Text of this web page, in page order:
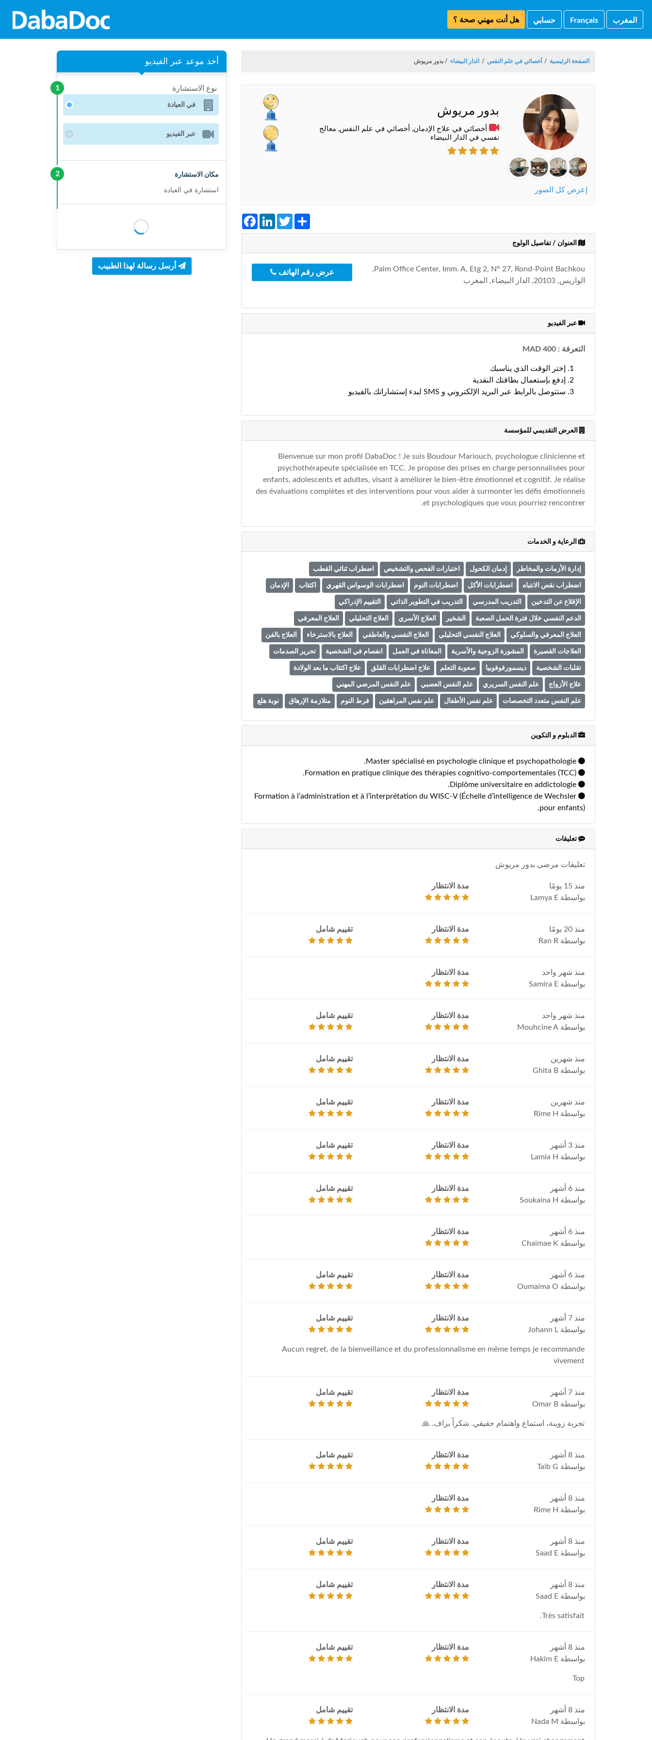
هل أنت مهني صحة ؟ حسابي Français المغرب
الصفحة الرئيسية / أخصائي في علم النفس / الدار البيضاء / بدور مريوش
إعرض كل الصور
بدور مريوش
أخصائي في علاج الإدمان, أخصائي في علم النفس, معالج
نفسي في الدار البيضاء
FacebookLinkedInTwitterShare
العنوان / تفاصيل الولوج
Palm Office Center, Imm. A, Etg 2, N° 27, Rond-Point Bachkou,
الوازيس, 20103, الدار البيضاء, المغرب
عرض رقم الهاتف
عبر الفيديو
التعرفة : 400 MAD
إختر الوقت الذي يناسبك
إدفع بإستعمال بطاقتك النقدية
ستتوصل بالرابط عبر البريد الإلكتروني و SMS لبدء إستشاراتك بالفيديو
العرض التقديمي للمؤسسة
Bienvenue sur mon profil DabaDoc ! Je suis Boudour Mariouch, psychologue clinicienne et
psychothérapeute spécialisée en TCC. Je propose des prises en charge personnalisées pour
enfants, adolescents et adultes, visant à améliorer le bien-être émotionnel et cognitif. Je réalise
des évaluations complètes et des interventions pour vous aider à surmonter les défis émotionnels
et psychologiques que vous pourriez rencontrer.
الرعاية و الخدمات
إدارة الأزمات والمخاطر إدمان الكحول اختبارات الفحص والتشخيص اضطراب ثنائي القطب
اضطراب نقص الانتباه اضطرابات الأكل اضطرابات النوم اضطرابات الوسواس القهري اكتئاب الإدمان
الإقلاع عن التدخين التدريب المدرسي التدريب في التطوير الذاتي التقييم الإدراكي
الدعم النفسي خلال فترة الحمل الصعبة الشخير العلاج الأسري العلاج التحليلي العلاج المعرفي
العلاج المعرفي والسلوكي العلاج النفسي التحليلي العلاج النفسي والعاطفي العلاج بالاسترخاء العلاج بالفن
العلاجات القصيرة المشورة الزوجية والأسرية المعاناة في العمل انفصام في الشخصية تحرير الصدمات
تقلبات الشخصية ديسمورفوفوبيا صعوبة التعلم علاج اضطرابات القلق علاج اكتئاب ما بعد الولادة
علاج الأزواج علم النفس السريري علم النفس العصبي علم النفس المرضي المهني
علم النفس متعدد التخصصات علم نفس الأطفال علم نفس المراهقين فرط النوم متلازمة الإرهاق نوبة هلع
الدبلوم و التكوين
Formation à l’administration et à l’interprétation du WISC-V (Échelle d’intelligence de Wechsler
pour enfants).
تعليقات
تعليقات مرضى بدور مريوش
منذ 15 يومًا
بواسطة Lamya E
مدة الانتظار
منذ 20 يومًا
بواسطة Ran R
مدة الانتظار تقييم شامل
منذ شهر واحد
بواسطة Samira E
مدة الانتظار
منذ شهر واحد
بواسطة Mouhcine A
مدة الانتظار تقييم شامل
منذ شهرين
بواسطة Ghita B
مدة الانتظار تقييم شامل
منذ شهرين
بواسطة Rime H
مدة الانتظار تقييم شامل
منذ 3 أشهر
بواسطة Lamia H
مدة الانتظار تقييم شامل
منذ 6 أشهر
بواسطة Soukaina H
مدة الانتظار تقييم شامل
منذ 6 أشهر
بواسطة Chaimae K
مدة الانتظار
منذ 6 أشهر
بواسطة Oumaima O
مدة الانتظار تقييم شامل
منذ 7 أشهر
بواسطة Johann L
مدة الانتظار تقييم شامل
Aucun regret, de la bienveillance et du professionnalisme en même temps je recommande
vivement
منذ 7 أشهر
بواسطة Omar B
مدة الانتظار تقييم شامل
تجربة زوينة، استماع واهتمام حقيقي. شكراً بزاف. 🙏
منذ 8 أشهر
بواسطة Taib G
مدة الانتظار تقييم شامل
منذ 8 أشهر
بواسطة Rime H
مدة الانتظار
منذ 8 أشهر
بواسطة Saad E
مدة الانتظار تقييم شامل
منذ 8 أشهر
بواسطة Saad E
مدة الانتظار تقييم شامل
Très satisfait.
منذ 8 أشهر
بواسطة Hakim E
مدة الانتظار تقييم شامل
Top
منذ 8 أشهر
بواسطة Nada M
مدة الانتظار تقييم شامل
أخذ موعد عبر الفيديو
1 نوع الاستشارة
في العيادة
عبر الفيديو
2 مكان الاستشارة
استشارة في العيادة
أرسل رسالة لهذا الطبيب